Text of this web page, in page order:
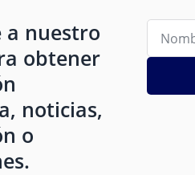
a nuestro
obtener
noticias,
o